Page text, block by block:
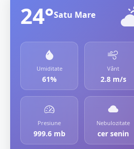
24°Satu Mare
Umiditate
61%
Vânt
2.8 m/s
Presiune
999.6 mb
Nebulozitate
cer senin